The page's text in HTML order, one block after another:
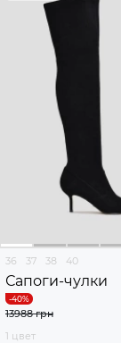
36 37 38 40
Сапоги-чулки
13988 грн
1 цвет